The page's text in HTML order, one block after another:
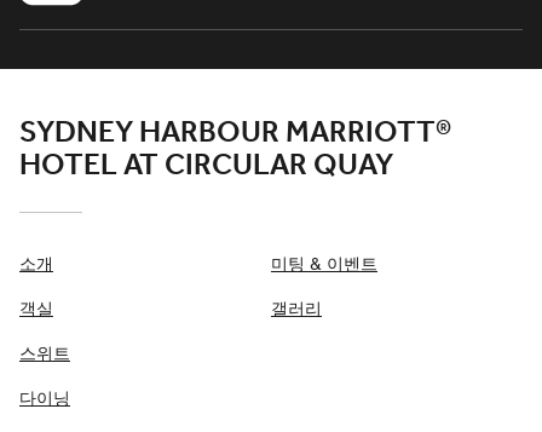
SYDNEY HARBOUR MARRIOTT®
HOTEL AT CIRCULAR QUAY
소개
객실
스위트
다이닝
미팅 & 이벤트
갤러리